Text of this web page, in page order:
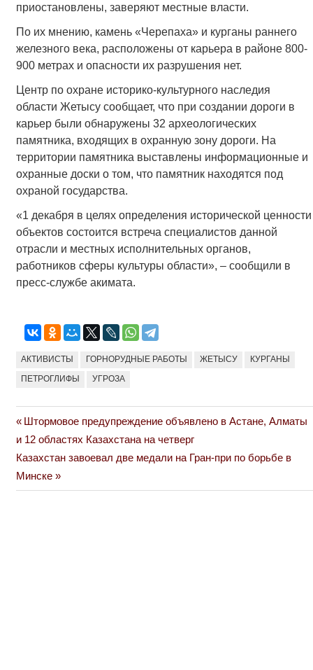
приостановлены, заверяют местные власти.
По их мнению, камень «Черепаха» и курганы раннего
железного века, расположены от карьера в районе 800-
900 метрах и опасности их разрушения нет.
Центр по охране историко-культурного наследия
области Жетысу сообщает, что при создании дороги в
карьер были обнаружены 32 археологических
памятника, входящих в охранную зону дороги. На
территории памятника выставлены информационные и
охранные доски о том, что памятник находятся под
охраной государства.
«1 декабря в целях определения исторической ценности
объектов состоится встреча специалистов данной
отрасли и местных исполнительных органов,
работников сферы культуры области», – сообщили в
пресс-службе акимата.
АКТИВИСТЫ ГОРНОРУДНЫЕ РАБОТЫ ЖЕТЫСУ КУРГАНЫ
ПЕТРОГЛИФЫ УГРОЗА
Навигация
по
записям
Previous
Post:
Штормовое предупреждение объявлено в Астане, Алматы
и 12 областях Казахстана на четверг
Next
Post:
Казахстан завоевал две медали на Гран-при по борьбе в
Минске